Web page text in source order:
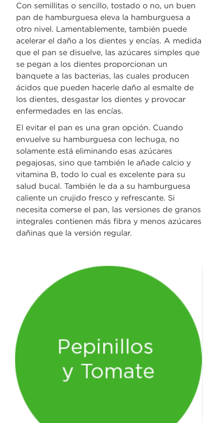
Con semillitas o sencillo, tostado o no, un buen
pan de hamburguesa eleva la hamburguesa a
otro nivel. Lamentablemente, también puede
acelerar el daño a los dientes y encías. A medida
que el pan se disuelve, las azúcares simples que
se pegan a los dientes proporcionan un
banquete a las bacterias, las cuales producen
ácidos que pueden hacerle daño al esmalte de
los dientes, desgastar los dientes y provocar
enfermedades en las encías.
El evitar el pan es una gran opción. Cuando
envuelve su hamburguesa con lechuga, no
solamente está eliminando esas azúcares
pegajosas, sino que también le añade calcio y
vitamina B, todo lo cual es excelente para su
salud bucal. También le da a su hamburguesa
caliente un crujido fresco y refrescante. Si
necesita comerse el pan, las versiones de granos
integrales contienen más fibra y menos azúcares
dañinas que la versión regular.